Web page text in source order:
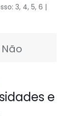
3, 4, 5, 6 |
Não
e